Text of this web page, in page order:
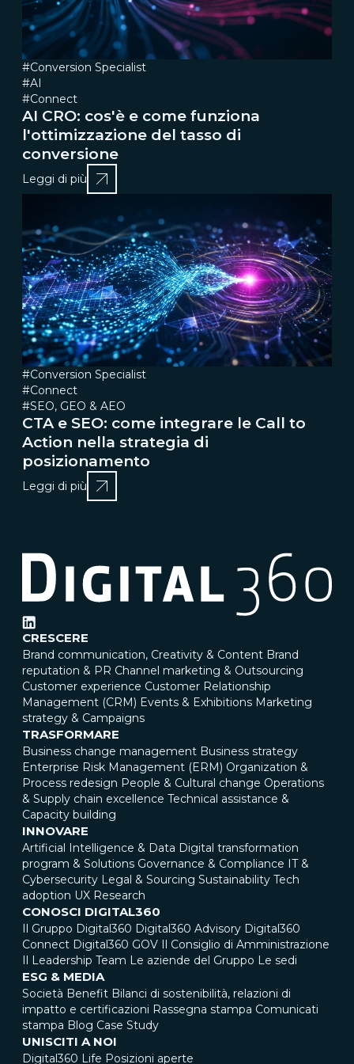
#Conversion Specialist
#AI
#Connect
AI CRO: cos'è e come funziona
l'ottimizzazione del tasso di
conversione
Leggi di più
#Conversion Specialist
#Connect
#SEO, GEO & AEO
CTA e SEO: come integrare le Call to
Action nella strategia di
posizionamento
Leggi di più
CRESCERE
Brand communication, Creativity & Content Brand
reputation & PR Channel marketing & Outsourcing
Customer experience Customer Relationship
Management (CRM) Events & Exhibitions Marketing
strategy & Campaigns
TRASFORMARE
Business change management Business strategy
Enterprise Risk Management (ERM) Organization &
Process redesign People & Cultural change Operations
& Supply chain excellence Technical assistance &
Capacity building
INNOVARE
Artificial Intelligence & Data Digital transformation
program & Solutions Governance & Compliance IT &
Cybersecurity Legal & Sourcing Sustainability Tech
adoption UX Research
CONOSCI DIGITAL360
Il Gruppo Digital360 Digital360 Advisory Digital360
Connect Digital360 GOV
Il Consiglio di Amministrazione
Il Leadership Team Le aziende del Gruppo Le sedi
ESG & MEDIA
Società Benefit Bilanci di sostenibilità, relazioni di
impatto e certificazioni Rassegna stampa Comunicati
stampa Blog Case Study
UNISCITI A NOI
Digital360 Life Posizioni aperte